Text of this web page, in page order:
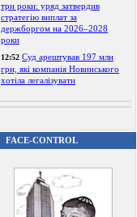
три роки: уряд затвердив
стратегію виплат за
держборгом на 2026–2028
роки
12:52 Суд арештував 197 млн
грн, які компанія Новинського
хотіла легалізувати
FACE-CONTROL